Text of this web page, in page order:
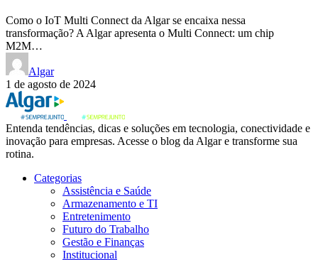
Como o IoT Multi Connect da Algar se encaixa nessa
transformação? A Algar apresenta o Multi Connect: um chip
M2M…
Algar
1 de agosto de 2024
Entenda tendências, dicas e soluções em tecnologia, conectividade e
inovação para empresas. Acesse o blog da Algar e transforme sua
rotina.
Categorias
Assistência e Saúde
Armazenamento e TI
Entretenimento
Futuro do Trabalho
Gestão e Finanças
Institucional